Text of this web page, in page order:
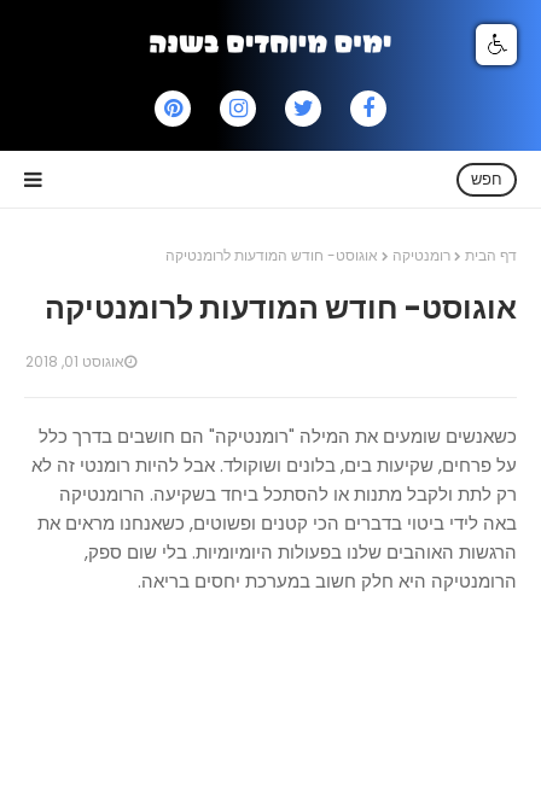
חפש
דף הבית רומנטיקה אוגוסט- חודש המודעות לרומנטיקה
אוגוסט- חודש המודעות לרומנטיקה
אוגוסט 01, 2018
כשאנשים שומעים את המילה "רומנטיקה" הם חושבים בדרך כלל
על פרחים, שקיעות בים, בלונים ושוקולד. אבל להיות רומנטי זה לא
רק לתת ולקבל מתנות או להסתכל ביחד בשקיעה. הרומנטיקה
באה לידי ביטוי בדברים הכי קטנים ופשוטים, כשאנחנו מראים את
הרגשות האוהבים שלנו בפעולות היומיומיות. בלי שום ספק,
הרומנטיקה היא חלק חשוב במערכת יחסים בריאה.